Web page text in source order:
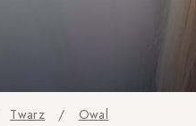
Twarz / Owal